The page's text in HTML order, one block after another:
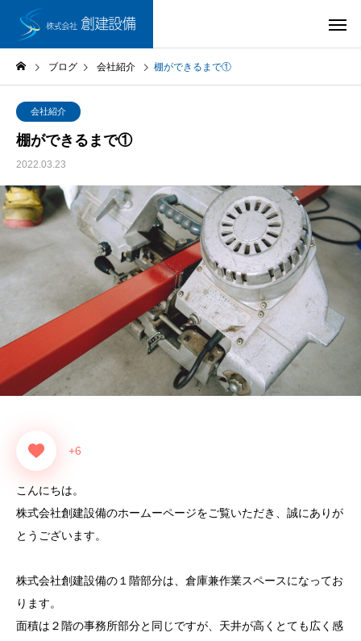
ブログ 会社紹介 棚ができるまで①
会社紹介
棚ができるまで①
2022.03.23
+6
こんにちは。
株式会社創建設備のホームーページをご覧いただき、誠にありが
とうございます。
株式会社創建設備の１階部分は、倉庫兼作業スペースになってお
ります。
面積は２階の事務所部分と同じですが、天井が高くとても広く感